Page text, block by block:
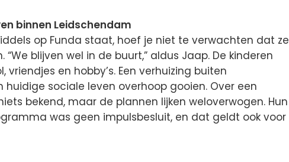
binnen Leidschendam
op Funda staat, hoef je niet te verwachten dat ze
blijven wel in de buurt,” aldus Jaap. De kinderen
vriendjes en hobby’s. Een verhuizing buiten
huidige sociale leven overhoop gooien. Over een
bekend, maar de plannen lijken weloverwogen. Hun
was geen impulsbesluit, en dat geldt ook voor